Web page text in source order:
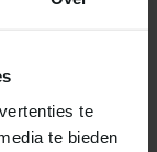
te
te bieden